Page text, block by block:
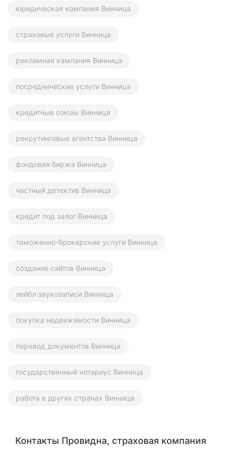
юридическая компания Винница
страховые услуги Винница
рекламная кампания Винница
посреднические услуги Винница
кредитные союзы Винница
рекрутинговые агентства Винница
фондовая биржа Винница
частный детектив Винница
кредит под залог Винница
таможенно-брокерские услуги Винница
создание сайтов Винница
лейбл звукозаписи Винница
покупка недвижимости Винница
перевод документов Винница
государственный нотариус Винница
работа в других странах Винница
Контакты Провидна, страховая компания